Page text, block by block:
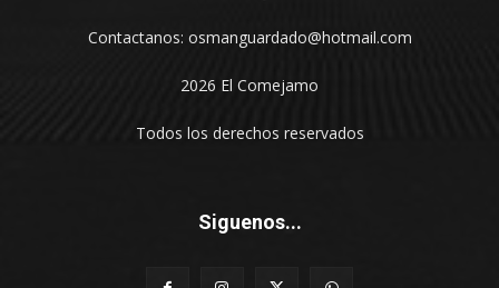
Contactanos: osmanguardado@hotmail.com
2026 El Comejamo
Todos los derechos reservados
Siguenos...